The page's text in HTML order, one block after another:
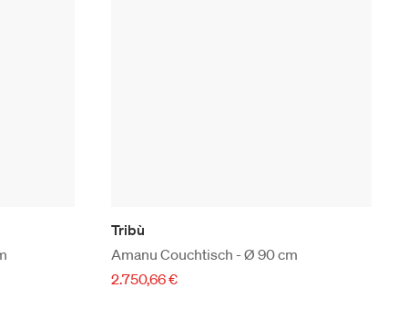
Tribù
Amanu Couchtisch - Ø 90 cm
2.750,66 €